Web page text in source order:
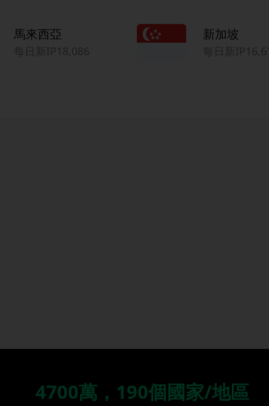
馬來西亞 新加坡
4700萬，190個國家/地區